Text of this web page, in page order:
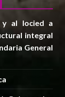
y al Iocied a
integral
General